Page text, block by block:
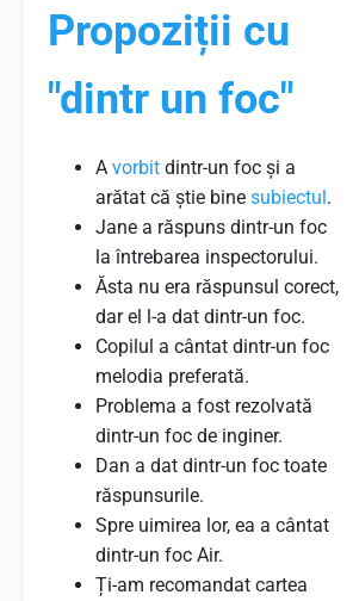
Propoziții cu
"dintr un foc"
A vorbit dintr-un foc și a
arătat că știe bine subiectul.
Jane a răspuns dintr-un foc
la întrebarea inspectorului.
Ăsta nu era răspunsul corect,
dar el l-a dat dintr-un foc.
Copilul a cântat dintr-un foc
melodia preferată.
Problema a fost rezolvată
dintr-un foc de inginer.
Dan a dat dintr-un foc toate
răspunsurile.
Spre uimirea lor, ea a cântat
dintr-un foc Air.
Ți-am recomandat cartea